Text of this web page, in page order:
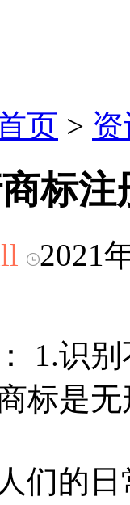
页 >
标
2021
1.识
标是
们的